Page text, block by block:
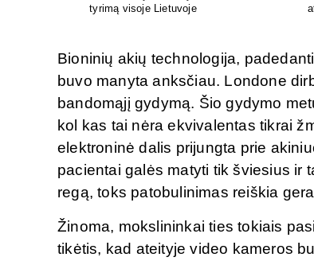
ir chirurginis gydymas
Bioninių akių technologija,
buvo manyta anksčiau. Londone
bandomąjį gydymą. Šio gydymo
kol kas tai nėra ekvivalentas tikrai
elektroninė dalis prijungta prie
pacientai galės matyti tik šviesius ir
regą, toks patobulinimas reiškia
Žinoma, mokslininkai ties tokiais
tikėtis, kad ateityje video kameros